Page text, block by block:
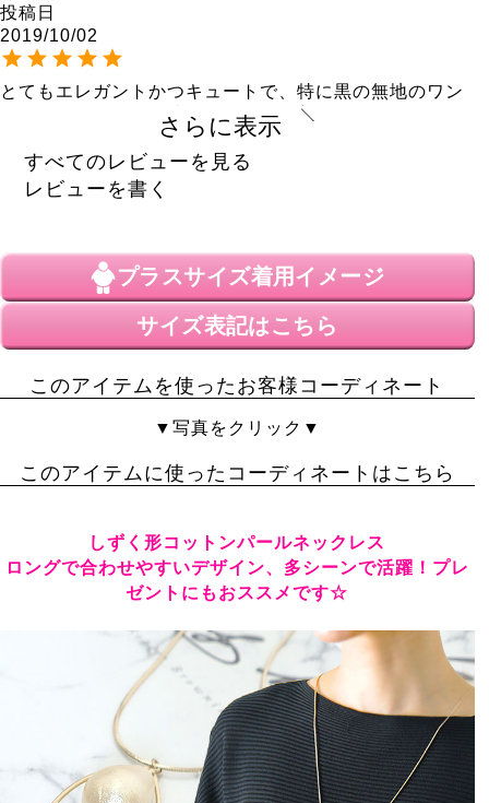
投稿日
2019/10/02
とてもエレガントかつキュートで、特に黒の無地のワン
ピースに合わせると映えるので気に入ってます。
さらに表示
すべてのレビューを見る
レビューを書く
プラスサイズ着用イメージ
サイズ表記はこちら
このアイテムを使ったお客様コーディネート
▼写真をクリック▼
このアイテムに使ったコーディネートはこちら
しずく形コットンパールネックレス
ロングで合わせやすいデザイン、多シーンで活躍！プレ
ゼントにもおススメです☆